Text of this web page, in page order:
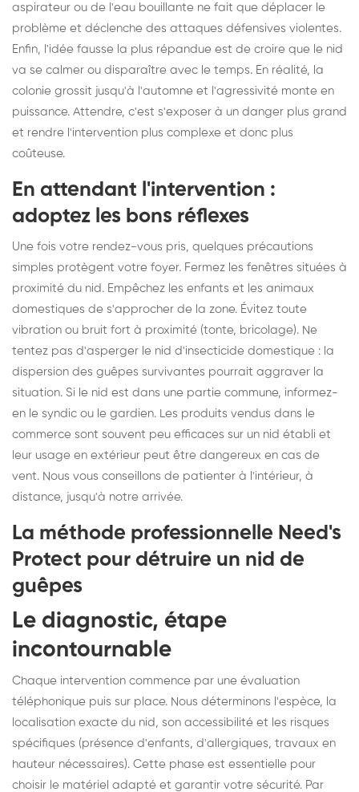
aspirateur ou de l'eau bouillante ne fait que déplacer le
problème et déclenche des attaques défensives violentes.
Enfin, l'idée fausse la plus répandue est de croire que le nid
va se calmer ou disparaître avec le temps. En réalité, la
colonie grossit jusqu'à l'automne et l'agressivité monte en
puissance. Attendre, c'est s'exposer à un danger plus grand
et rendre l'intervention plus complexe et donc plus
coûteuse.
En attendant l'intervention :
adoptez les bons réflexes
Une fois votre rendez-vous pris, quelques précautions
simples protègent votre foyer. Fermez les fenêtres situées à
proximité du nid. Empêchez les enfants et les animaux
domestiques de s'approcher de la zone. Évitez toute
vibration ou bruit fort à proximité (tonte, bricolage). Ne
tentez pas d'asperger le nid d'insecticide domestique : la
dispersion des guêpes survivantes pourrait aggraver la
situation. Si le nid est dans une partie commune, informez-
en le syndic ou le gardien. Les produits vendus dans le
commerce sont souvent peu efficaces sur un nid établi et
leur usage en extérieur peut être dangereux en cas de
vent. Nous vous conseillons de patienter à l'intérieur, à
distance, jusqu'à notre arrivée.
La méthode professionnelle Need's
Protect pour détruire un nid de
guêpes
Le diagnostic, étape
incontournable
Chaque intervention commence par une évaluation
téléphonique puis sur place. Nous déterminons l'espèce, la
localisation exacte du nid, son accessibilité et les risques
spécifiques (présence d'enfants, d'allergiques, travaux en
hauteur nécessaires). Cette phase est essentielle pour
choisir le matériel adapté et garantir votre sécurité. Par